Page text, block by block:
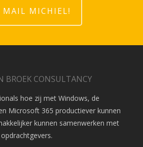
MAIL MICHIEL!
BROEK CONSULTANCY
hoe zij met Windows, de
Microsoft 365 productiever kunnen
kunnen samenwerken met